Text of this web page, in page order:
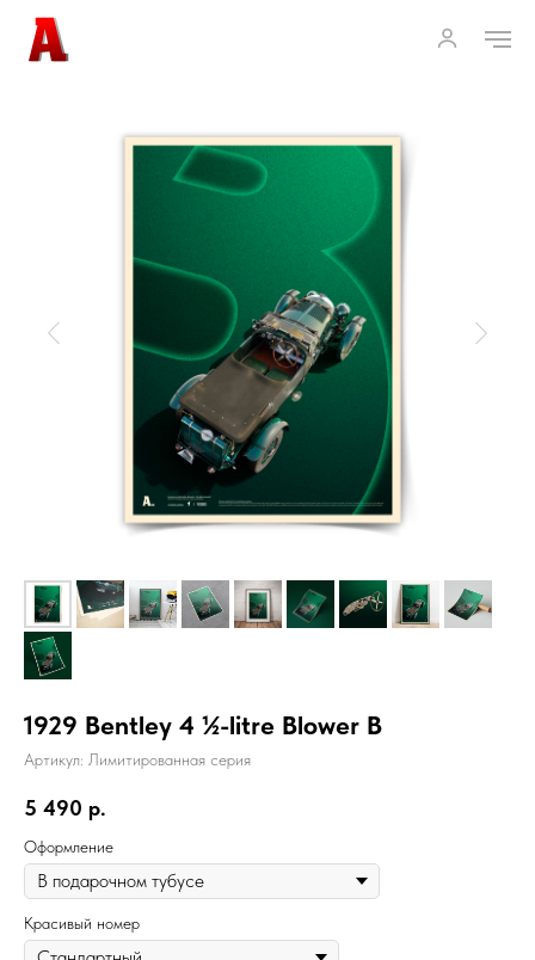
1929 Bentley 4 ½-litre Blower B
Артикул: Лимитированная серия
5 490 р.
Оформление
Красивый номер